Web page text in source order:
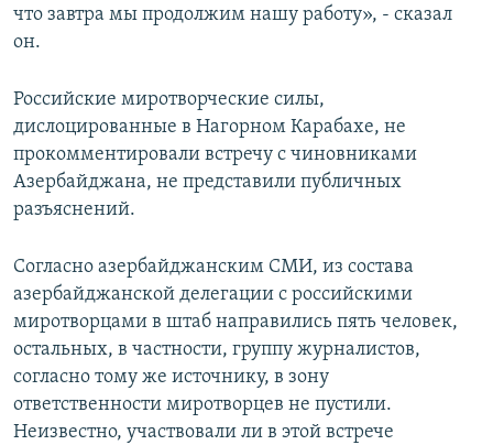
что завтра мы продолжим нашу работу», - сказал
он.
Российские миротворческие силы,
дислоцированные в Нагорном Карабахе, не
прокомментировали встречу с чиновниками
Азербайджана, не представили публичных
разъяснений.
Согласно азербайджанским СМИ, из состава
азербайджанской делегации с российскими
миротворцами в штаб направились пять человек,
остальных, в частности, группу журналистов,
согласно тому же источнику, в зону
ответственности миротворцев не пустили.
Неизвестно, участвовали ли в этой встрече